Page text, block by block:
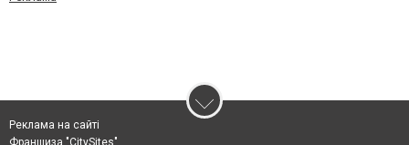
Реклама на сайті
Франшиза "CitySites"